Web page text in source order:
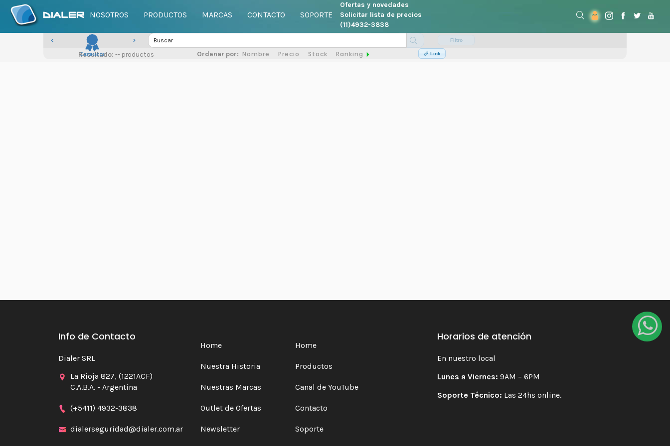
NOSOTROS PRODUCTOS MARCAS CONTACTO SOPORTE
Ofertas y novedades
Solicitar lista de precios
(11)4932-3838
Destacados
Filtro
Resultado:-- productos Ordenar por: Nombre Precio Stock Ranking Link
Info de Contacto
Dialer SRL
La Rioja 827, (1221ACF)
C.A.B.A. - Argentina
(+5411) 4932-3838
dialerseguridad@dialer.com.ar
Home
Nuestra Historia
Nuestras Marcas
Outlet de Ofertas
Newsletter
Home
Productos
Canal de YouTube
Contacto
Soporte
Horarios de atención
En nuestro local
Lunes a Viernes: 9AM – 6PM
Soporte Técnico: Las 24hs online.